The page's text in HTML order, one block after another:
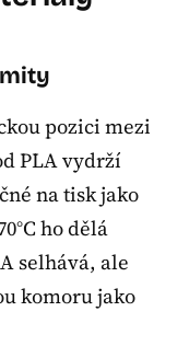
pozici mezi
PLA vydrží
na tisk jako
ho dělá
selhává, ale
komoru jako